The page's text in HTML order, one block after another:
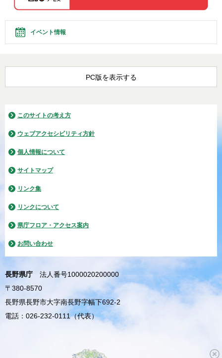
イベント情報
PC版を表示する
このサイトの考え方
ウェブアクセシビリティ方針
個人情報について
サイトマップ
リンク集
リンクについて
県庁フロア・アクセス案内
お問い合わせ
長野県庁
法人番号1000020200000
〒380-8570
長野県長野市大字南長野字幅下692-2
電話：026-232-0111（代表）